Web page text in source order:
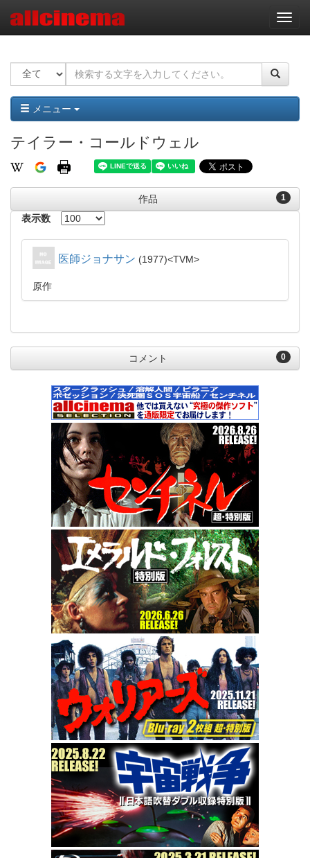
ナ
ビ
ー
ョ
ン
メニュー
テイラー・コールドウェル
1
作品
表示数
医師ジョナサン 1977 TVM
原作
0
コメント